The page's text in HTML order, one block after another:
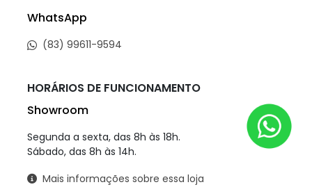
WhatsApp
(83) 99611-9594
HORÁRIOS DE FUNCIONAMENTO
Showroom
Segunda a sexta, das 8h às 18h.
Sábado, das 8h às 14h.
Mais informações sobre essa loja